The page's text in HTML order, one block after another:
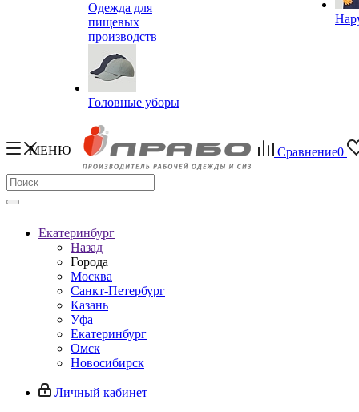
Одежда для
пищевых
производств
Головные уборы
МЕНЮ Сравнение0
Екатеринбург
Назад
Города
Москва
Санкт-Петербург
Казань
Уфа
Екатеринбург
Омск
Новосибирск
Личный кабинет